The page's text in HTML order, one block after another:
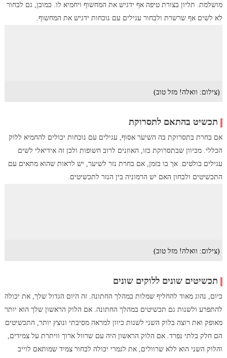
מושלמת. תליון בצורת טיפה אף ידגיש את המחשוף ויחמיא לו. כמובן, גם לבחור
לא לשים אף שרשרת ולבחור עגילים עם נוכחות ידגיש את המחשוף.
(צילום: וואלה! מזל טוב)
תכשיט בהתאם לתסרוקת
אם בחרת בתסרוקת בה השיער אסוף, עגילים עם נוכחות יכולים להחמיא ללוק
הכללי. מכיוון שבתסרוקת כזו, האוזנים לרוב חשופות ולכן זה אידיאלי לשים
עגילים בולטים. אך בו בזמן, אם בחרת נזר לשיער, יש לראות שהוא מתאים עם
התכשיטים ולבחון האם יש הרמוניה בין הנזר לתכשיטים.
(צילום: וואלה! מזל טוב)
תכשיטים שונים ללוקים שונים
כיום, נהוג מאוד להחליף שמלות במהלך החתונה. זה היום הגדול שלך, את יכולה
להתפרע ולשנות גם תכשיטים במהלך החתונה. אם הלוק הראשון שלך הוא יותר
מאופק ואת רוצה בלוק השני לשנות כיוון למראה מסיבתי ונוצץ יותר, התכשיטים
הם חלק בלתי נפרד. אם הלוק הראשון היה עם שרוול ארוך וויתרת על צמידים,
והלוק השני הוא ללא שרוולים, את לגמרי יכולה לבחור צמיד שמותאם לוייב